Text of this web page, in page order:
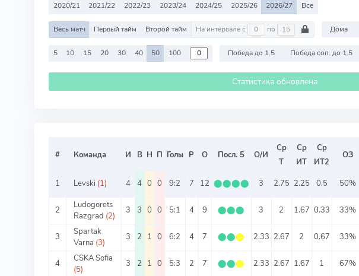
2020/21 2021/22 2022/23 2023/24 2024/25 2025/26 2026/27 Все
Весь матч Первый тайм Второй тайм На интервале с по Дома
5 10 15 20 30 40 50 100 Победа до 1.5 Победа соп. до 1.5
Статистика обновлена
# Команда И В Н П Голы Р О Посл. 5 О/И
Ср
Т
Ср
ИТ
Ср
ИТ2
ОЗ
1 Levski (1) 4 4 0 0 9:2 7 12 ⬤⬤⬤⬤ 3 2.75 2.25 0.5 50%
2
Ludogorets
Razgrad (2)
3 3 0 0 5:1 4 9 ⬤⬤⬤ 3 2 1.67 0.33 33%
3
Spartak
Varna (3)
3 2 1 0 6:2 4 7 ⬤⬤⬤ 2.33 2.67 2 0.67 33%
4
CSKA Sofia
(5)
3 2 1 0 5:3 2 7 ⬤⬤⬤ 2.33 2.67 1.67 1 67%